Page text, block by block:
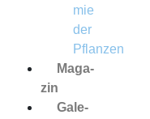
mie
der
Pflanzen
Maga­
zin
Gale­